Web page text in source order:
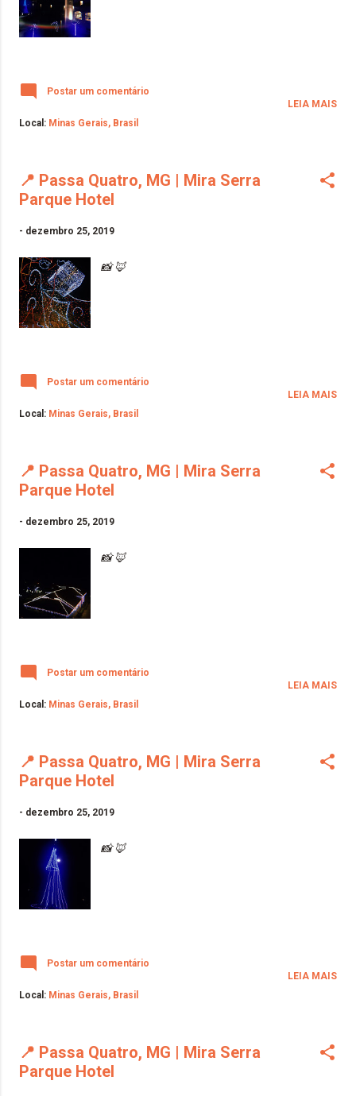
Postar um comentário
Local: Minas Gerais, Brasil
LEIA MAIS
📍 Passa Quatro, MG | Mira Serra
Parque Hotel
- dezembro 25, 2019
📸 🦊
Postar um comentário
Local: Minas Gerais, Brasil
LEIA MAIS
📍 Passa Quatro, MG | Mira Serra
Parque Hotel
- dezembro 25, 2019
📸 🦊
Postar um comentário
Local: Minas Gerais, Brasil
LEIA MAIS
📍 Passa Quatro, MG | Mira Serra
Parque Hotel
- dezembro 25, 2019
📸 🦊
Postar um comentário
Local: Minas Gerais, Brasil
LEIA MAIS
📍 Passa Quatro, MG | Mira Serra
Parque Hotel